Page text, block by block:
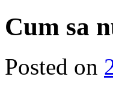
Cum sa
Posted on